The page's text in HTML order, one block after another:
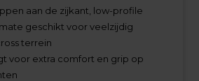
aan de zijkant, low-profile
geschikt voor veelzijdig
terrein
voor extra comfort en grip op